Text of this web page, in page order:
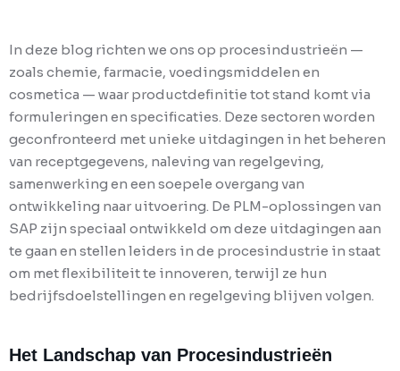
In deze blog richten we ons op procesindustrieën —
zoals chemie, farmacie, voedingsmiddelen en
cosmetica — waar productdefinitie tot stand komt via
formuleringen en specificaties. Deze sectoren worden
geconfronteerd met unieke uitdagingen in het beheren
van receptgegevens, naleving van regelgeving,
samenwerking en een soepele overgang van
ontwikkeling naar uitvoering. De PLM-oplossingen van
SAP zijn speciaal ontwikkeld om deze uitdagingen aan
te gaan en stellen leiders in de procesindustrie in staat
om met flexibiliteit te innoveren, terwijl ze hun
bedrijfsdoelstellingen en regelgeving blijven volgen.
Het Landschap van Procesindustrieën